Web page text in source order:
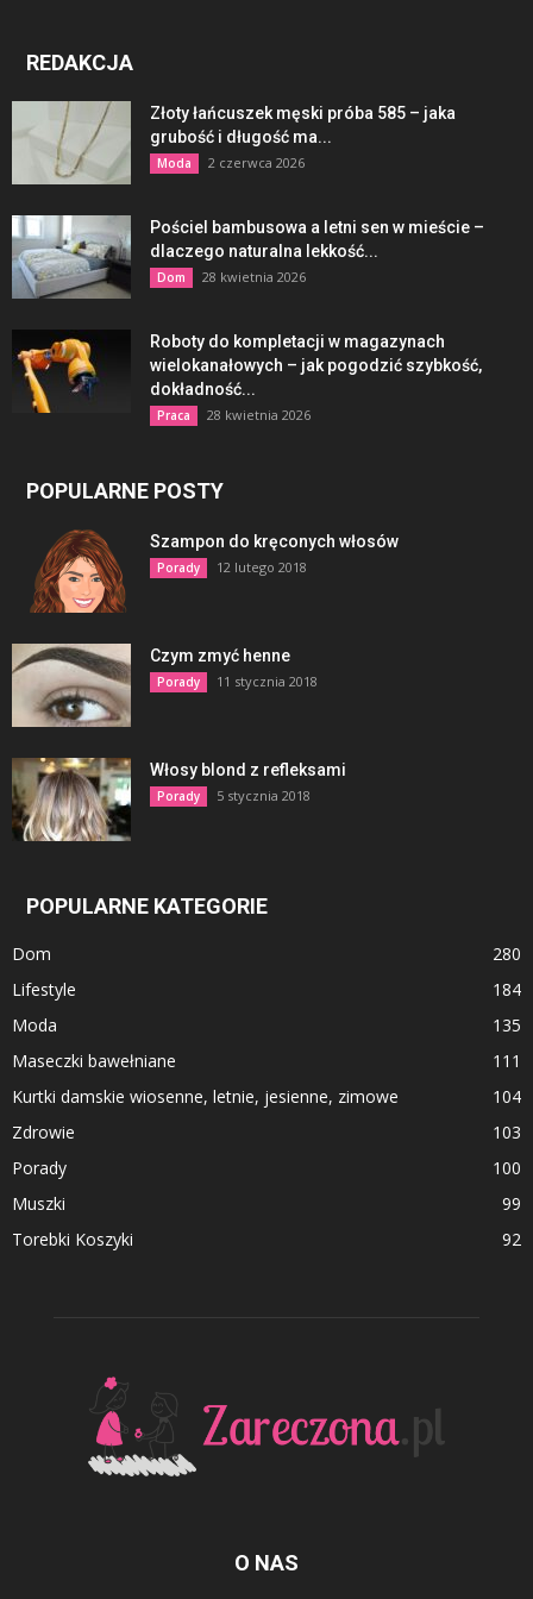
REDAKCJA
Złoty łańcuszek męski próba 585 – jaka
grubość i długość ma...
Moda 2 czerwca 2026
Pościel bambusowa a letni sen w mieście –
dlaczego naturalna lekkość...
Dom 28 kwietnia 2026
Roboty do kompletacji w magazynach
wielokanałowych – jak pogodzić szybkość,
dokładność...
Praca 28 kwietnia 2026
POPULARNE POSTY
Szampon do kręconych włosów
Porady 12 lutego 2018
Czym zmyć henne
Porady 11 stycznia 2018
Włosy blond z refleksami
Porady 5 stycznia 2018
POPULARNE KATEGORIE
Dom
280
Lifestyle
184
Moda
135
Maseczki bawełniane
111
Kurtki damskie wiosenne, letnie, jesienne, zimowe
104
Zdrowie
103
Porady
100
Muszki
99
Torebki Koszyki
92
O NAS